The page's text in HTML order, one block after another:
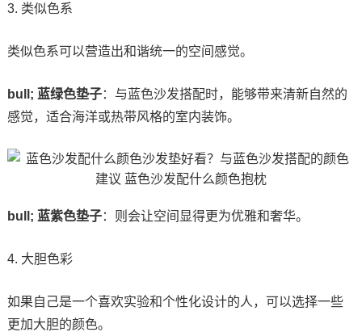
3. 类似色系
类似色系可以营造出和谐统一的空间感觉。
bull; 蓝绿色垫子：与蓝色沙发搭配时，能够带来清新自然的
感觉，适合海洋或热带风格的室内装饰。
bull; 蓝紫色垫子：则会让空间显得更为优雅和奢华。
4. 大胆色彩
如果自己是一个喜欢实验和个性化设计的人，可以选择一些
更加大胆的颜色。